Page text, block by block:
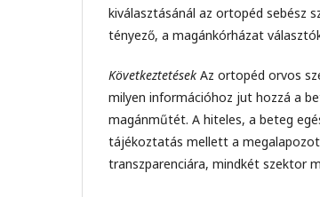
kiválasztásánál az ortopéd sebész
tényező, a magánkórházat
Következtetések Az ortopéd orvos
milyen információhoz jut hozzá a
magánműtét. A hiteles, a beteg
tájékoztatás mellett a
transzparenciára, mindkét szektor